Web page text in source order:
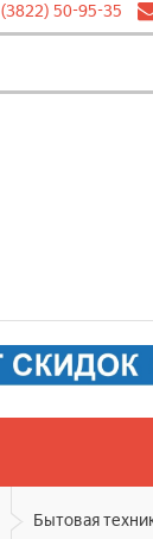
(3822) 50-95-35
Бытовая